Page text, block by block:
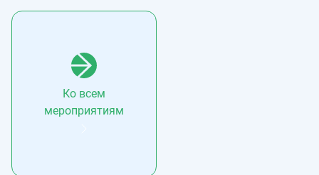
Ко всем
мероприятиям